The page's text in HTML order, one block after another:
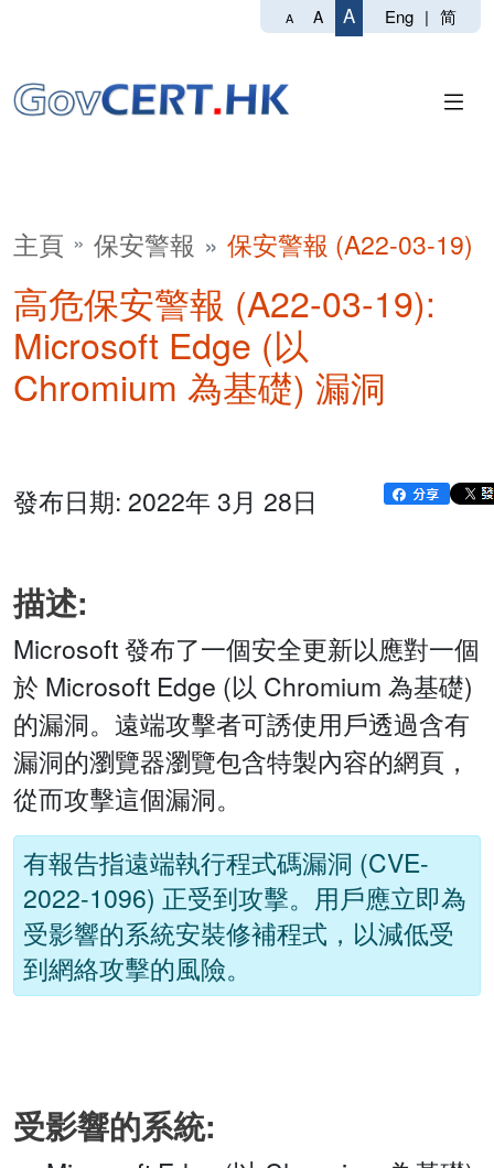
A A A Eng | 简
主頁 保安警報 保安警報 (A22-03-19)
高危保安警報 (A22-03-19):
Microsoft Edge (以
Chromium 為基礎) 漏洞
發布日期: 2022年 3月 28日
描述:
Microsoft 發布了一個安全更新以應對一個
於 Microsoft Edge (以 Chromium 為基礎)
的漏洞。遠端攻擊者可誘使用戶透過含有
漏洞的瀏覽器瀏覽包含特製內容的網頁，
從而攻擊這個漏洞。
有報告指遠端執行程式碼漏洞 (CVE-
2022-1096) 正受到攻擊。用戶應立即為
受影響的系統安裝修補程式，以減低受
到網絡攻擊的風險。
受影響的系統: